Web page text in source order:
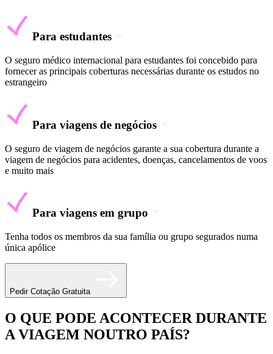
Para estudantes
O seguro médico internacional para estudantes foi concebido para
fornecer as principais coberturas necessárias durante os estudos no
estrangeiro
Para viagens de negócios
O seguro de viagem de negócios garante a sua cobertura durante a
viagem de negócios para acidentes, doenças, cancelamentos de voos
e muito mais
Para viagens em grupo
Tenha todos os membros da sua família ou grupo segurados numa
única apólice
Pedir Cotação Gratuita
O QUE PODE ACONTECER DURANTE
A VIAGEM NOUTRO PAÍS?